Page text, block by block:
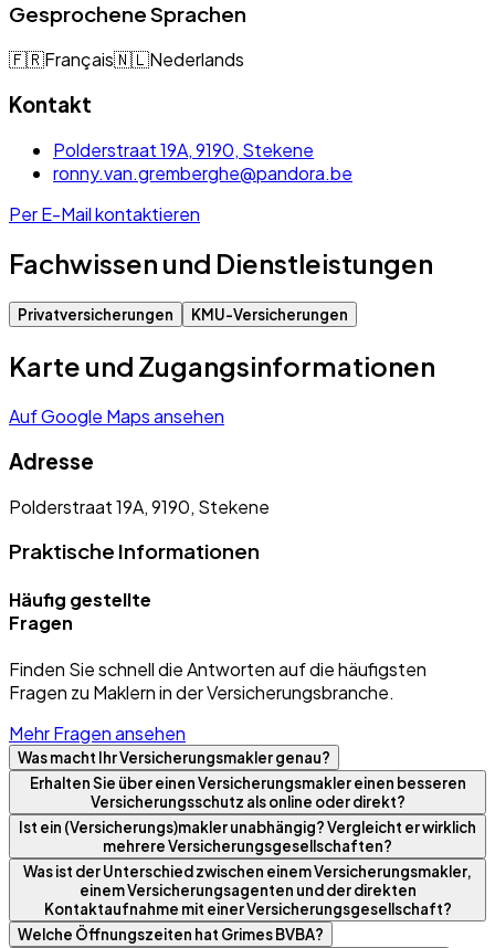
Gesprochene Sprachen
🇫🇷Français🇳🇱Nederlands
Kontakt
Polderstraat 19A, 9190, Stekene
ronny.van.gremberghe@pandora.be
Per E-Mail kontaktieren
Fachwissen und Dienstleistungen
Privatversicherungen KMU-Versicherungen
Karte und Zugangsinformationen
Auf Google Maps ansehen
Adresse
Polderstraat 19A, 9190, Stekene
Praktische Informationen
Häufig gestellte
Fragen
Finden Sie schnell die Antworten auf die häufigsten
Fragen zu Maklern in der Versicherungsbranche.
Mehr Fragen ansehen
Was macht Ihr Versicherungsmakler genau?
Erhalten Sie über einen Versicherungsmakler einen besseren
Versicherungsschutz als online oder direkt?
Ist ein (Versicherungs)makler unabhängig? Vergleicht er wirklich
mehrere Versicherungsgesellschaften?
Was ist der Unterschied zwischen einem Versicherungsmakler,
einem Versicherungsagenten und der direkten
Kontaktaufnahme mit einer Versicherungsgesellschaft?
Welche Öffnungszeiten hat Grimes BVBA?